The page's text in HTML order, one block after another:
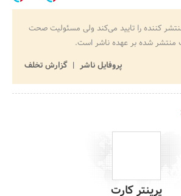
کننده را تایید می‌کند ولی مسئولیت صحت
منتشر شده بر عهده ناشر است.
پروفایل ناشر
گزارش تخلف
پرینتر کارت